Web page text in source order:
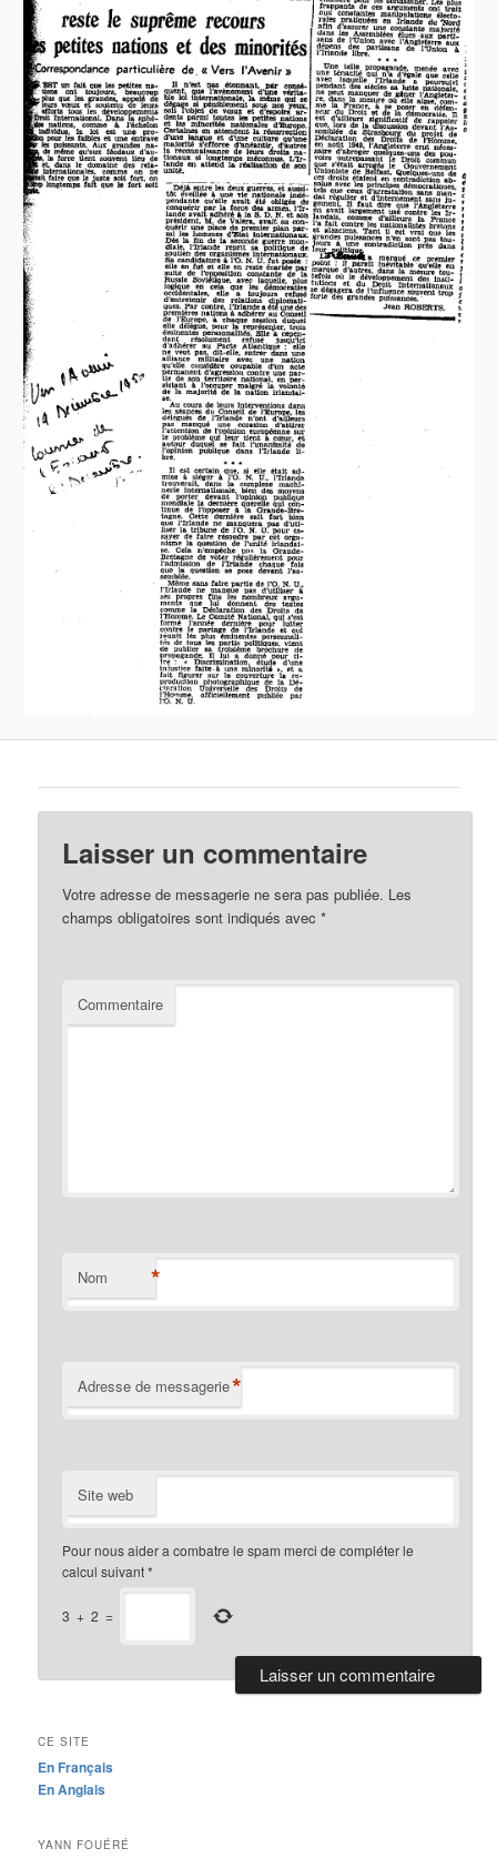
Laisser un commentaire
Votre adresse de messagerie ne sera pas publiée. Les
champs obligatoires sont indiqués avec*
Commentaire
Nom *
Adresse de messagerie*
Site web
Pour nous aider a combatre le spam merci de compléter le
calcul suivant*
3 + 2 =
CE SITE
En Français
En Anglais
YANN FOUÉRÉ